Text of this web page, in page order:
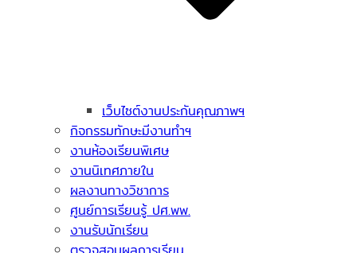
เว็บไซต์งานประกันคุณภาพฯ
กิจกรรมทักษะมีงานทำฯ
งานห้องเรียนพิเศษ
งานนิเทศภายใน
ผลงานทางวิชาการ
ศูนย์การเรียนรู้ ปศ.พพ.
งานรับนักเรียน